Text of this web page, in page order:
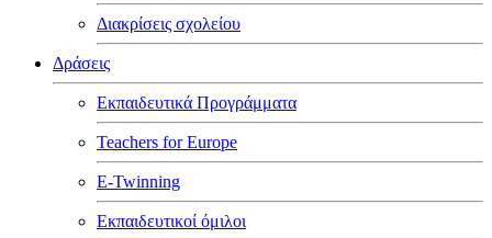
Διακρίσεις σχολείου
Δράσεις
Εκπαιδευτικά Προγράμματα
Teachers for Europe
E-Twinning
Εκπαιδευτικοί όμιλοι